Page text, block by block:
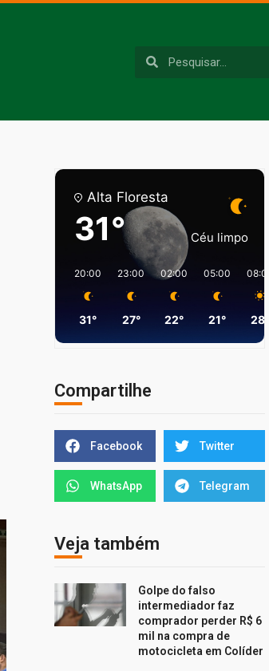
Alta Floresta
31° Céu limpo
20:00
31°
23:00
27°
02:00
22°
05:00
21°
08:00
28°
Compartilhe
Facebook Twitter
WhatsApp Telegram
Veja também
Golpe do falso
intermediador faz
comprador perder R$ 6
mil na compra de
motocicleta em Colíder